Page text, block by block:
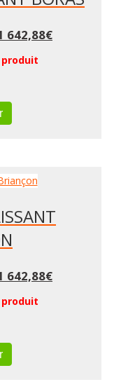
642,88€
produit
642,88€
produit